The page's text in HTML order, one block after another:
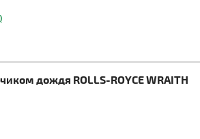
дождя ROLLS-ROYCE WRAITH